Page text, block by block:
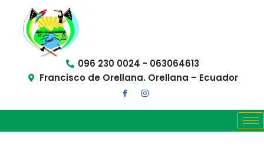
Saltar
contenido
096 230 0024 - 063064613
Francisco de Orellana. Orellana – Ecuador